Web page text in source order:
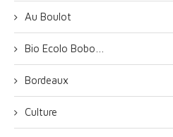
Au Boulot
Bio Ecolo Bobo…
Bordeaux
Culture